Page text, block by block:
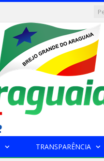
TRANSPARÊNCIA